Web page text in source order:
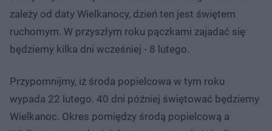
zależy od daty Wielkanocy, dzień ten jest świętem
ruchomym. W przyszłym roku pączkami zajadać się
będziemy kilka dni wcześniej - 8 lutego.
Przypomnijmy, iż środa popielcowa w tym roku
wypada 22 lutego. 40 dni później świętować będziemy
Wielkanoc. Okres pomiędzy środą popielcową a